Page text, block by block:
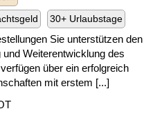
30+ Urlaubstage
Sie unterstützen den
Weiterentwicklung des
über ein erfolgreich
mit erstem [...]